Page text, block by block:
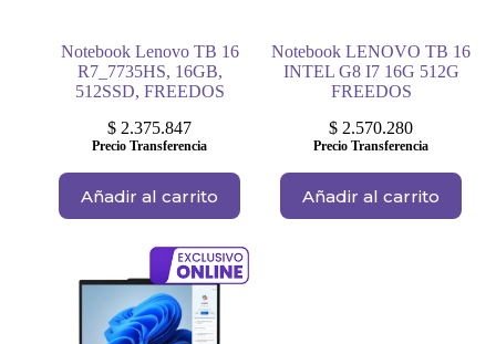
Notebook Lenovo TB 16
R7_7735HS, 16GB,
512SSD, FREEDOS
$ 2.375.847
Precio Transferencia
Añadir al carrito
Notebook LENOVO TB 16
INTEL G8 I7 16G 512G
FREEDOS
$ 2.570.280
Precio Transferencia
Añadir al carrito